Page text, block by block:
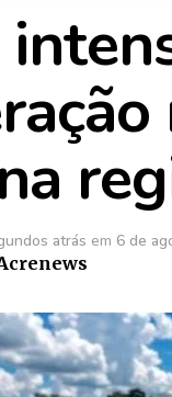
atrás em 6 de